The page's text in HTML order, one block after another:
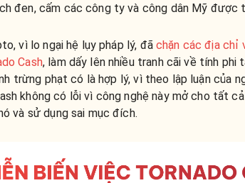
đen, cấm các công ty và công dân Mỹ được
vì lo ngại hệ lụy pháp lý, đã chặn các địa chỉ
Cash, làm dấy lên nhiều tranh cãi về tính phi
trừng phạt có là hợp lý, vì theo lập luận của
không có lỗi vì công nghệ này mở cho tất
và sử dụng sai mục đích.